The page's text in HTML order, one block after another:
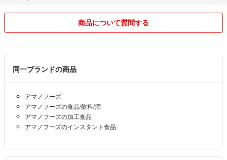
出品商品は即購入OKですので、コメントなしでそのままご購入いただ
発送の際は、匿名配送のうえで、できる限り丁寧に梱包してお届けしま
万が一、商品に不具合があった場合は、評価前に取引メッセージでご連
絡をお願いいたします。最後まで誠意をもって対応させていただきま
す。
どうぞよろしくお願いいたします。
商品について質問する
同一ブランドの商品
アマノフーズ
アマノフーズの食品/飲料/酒
アマノフーズの加工食品
アマノフーズのインスタント食品